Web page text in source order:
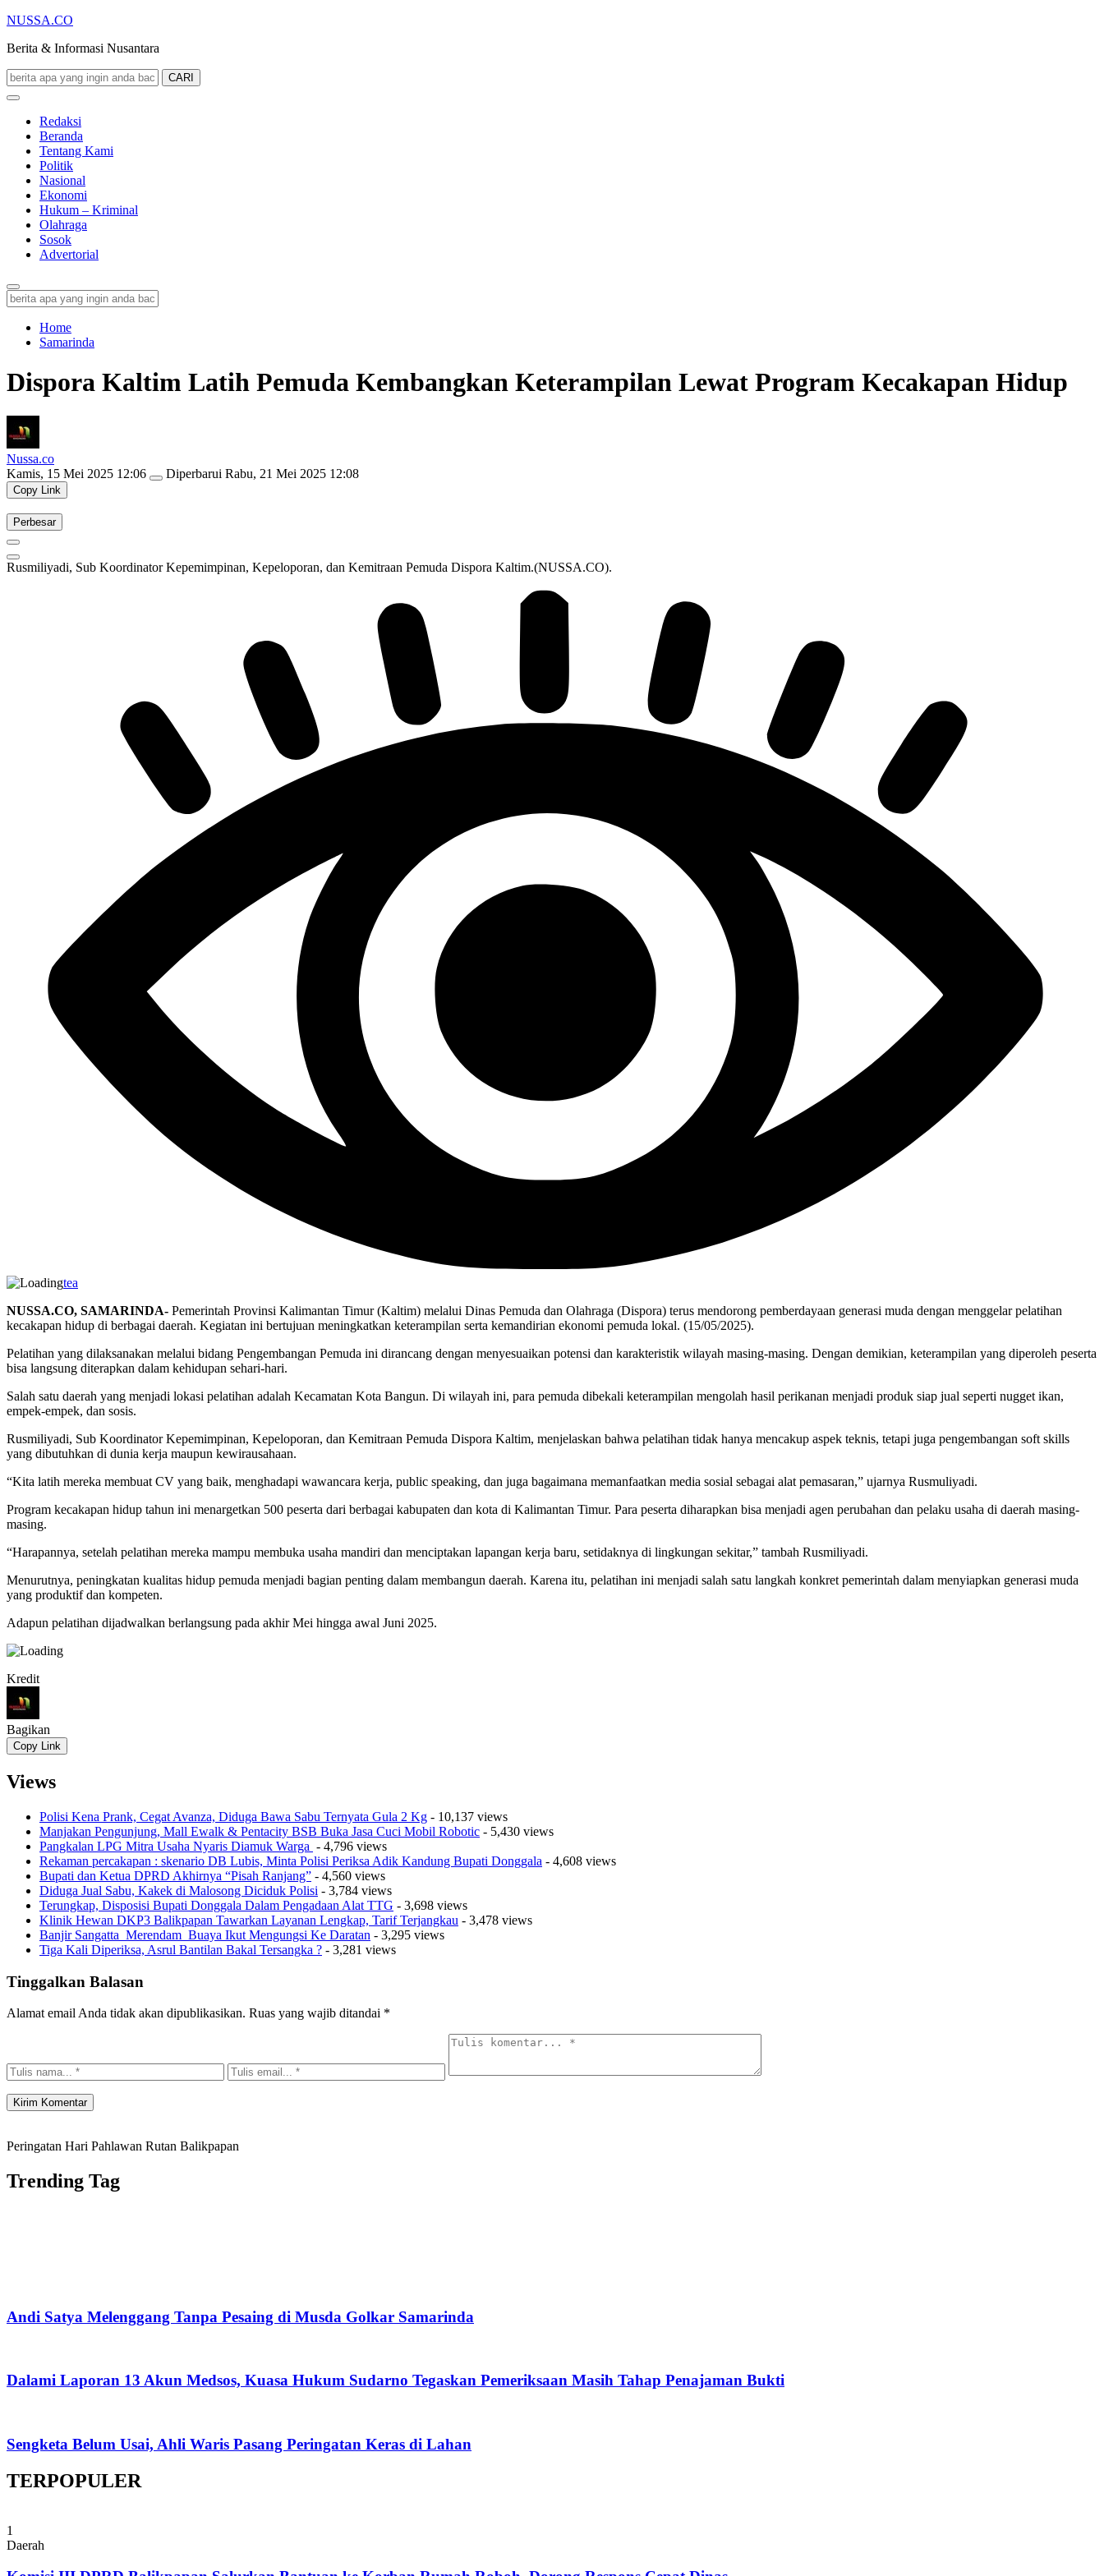
NUSSA.CO
Berita & Informasi Nusantara
CARI
Redaksi
Beranda
Tentang Kami
Politik
Nasional
Ekonomi
Hukum – Kriminal
Olahraga
Sosok
Advertorial
Home
Samarinda
Dispora Kaltim Latih Pemuda Kembangkan Keterampilan Lewat Program Kecakapan Hidup
Nussa.co
Kamis, 15 Mei 2025 12:06
Diperbarui Rabu, 21 Mei 2025 12:08
Copy Link
Perbesar
Rusmiliyadi, Sub Koordinator Kepemimpinan, Kepeloporan, dan Kemitraan Pemuda Dispora Kaltim.(NUSSA.CO).
tea
NUSSA.CO, SAMARINDA- Pemerintah Provinsi Kalimantan Timur (Kaltim) melalui Dinas Pemuda dan Olahraga (Dispora) terus mendorong pemberdayaan generasi muda dengan menggelar pelatihan
kecakapan hidup di berbagai daerah. Kegiatan ini bertujuan meningkatkan keterampilan serta kemandirian ekonomi pemuda lokal. (15/05/2025).
Pelatihan yang dilaksanakan melalui bidang Pengembangan Pemuda ini dirancang dengan menyesuaikan potensi dan karakteristik wilayah masing-masing. Dengan demikian, keterampilan yang diperoleh peserta
bisa langsung diterapkan dalam kehidupan sehari-hari.
Salah satu daerah yang menjadi lokasi pelatihan adalah Kecamatan Kota Bangun. Di wilayah ini, para pemuda dibekali keterampilan mengolah hasil perikanan menjadi produk siap jual seperti nugget ikan,
empek-empek, dan sosis.
Rusmiliyadi, Sub Koordinator Kepemimpinan, Kepeloporan, dan Kemitraan Pemuda Dispora Kaltim, menjelaskan bahwa pelatihan tidak hanya mencakup aspek teknis, tetapi juga pengembangan soft skills
yang dibutuhkan di dunia kerja maupun kewirausahaan.
“Kita latih mereka membuat CV yang baik, menghadapi wawancara kerja, public speaking, dan juga bagaimana memanfaatkan media sosial sebagai alat pemasaran,” ujarnya Rusmuliyadi.
Program kecakapan hidup tahun ini menargetkan 500 peserta dari berbagai kabupaten dan kota di Kalimantan Timur. Para peserta diharapkan bisa menjadi agen perubahan dan pelaku usaha di daerah masing-
masing.
“Harapannya, setelah pelatihan mereka mampu membuka usaha mandiri dan menciptakan lapangan kerja baru, setidaknya di lingkungan sekitar,” tambah Rusmiliyadi.
Menurutnya, peningkatan kualitas hidup pemuda menjadi bagian penting dalam membangun daerah. Karena itu, pelatihan ini menjadi salah satu langkah konkret pemerintah dalam menyiapkan generasi muda
yang produktif dan kompeten.
Adapun pelatihan dijadwalkan berlangsung pada akhir Mei hingga awal Juni 2025.
Kredit
Bagikan
Copy Link
Views
Polisi Kena Prank, Cegat Avanza, Diduga Bawa Sabu Ternyata Gula 2 Kg - 10,137 views
Manjakan Pengunjung, Mall Ewalk & Pentacity BSB Buka Jasa Cuci Mobil Robotic - 5,430 views
Pangkalan LPG Mitra Usaha Nyaris Diamuk Warga - 4,796 views
Rekaman percakapan : skenario DB Lubis, Minta Polisi Periksa Adik Kandung Bupati Donggala - 4,608 views
Bupati dan Ketua DPRD Akhirnya “Pisah Ranjang” - 4,560 views
Diduga Jual Sabu, Kakek di Malosong Diciduk Polisi - 3,784 views
Terungkap, Disposisi Bupati Donggala Dalam Pengadaan Alat TTG - 3,698 views
Klinik Hewan DKP3 Balikpapan Tawarkan Layanan Lengkap, Tarif Terjangkau - 3,478 views
Banjir Sangatta Merendam Buaya Ikut Mengungsi Ke Daratan - 3,295 views
Tiga Kali Diperiksa, Asrul Bantilan Bakal Tersangka ? - 3,281 views
Tinggalkan Balasan
Alamat email Anda tidak akan dipublikasikan. Ruas yang wajib ditandai *
Peringatan Hari Pahlawan Rutan Balikpapan
Trending Tag
Andi Satya Melenggang Tanpa Pesaing di Musda Golkar Samarinda
Dalami Laporan 13 Akun Medsos, Kuasa Hukum Sudarno Tegaskan Pemeriksaan Masih Tahap Penajaman Bukti
Sengketa Belum Usai, Ahli Waris Pasang Peringatan Keras di Lahan
TERPOPULER
1
Daerah